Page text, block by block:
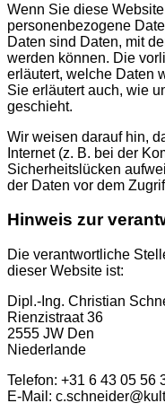
Wenn Sie diese
personenbezogene
Daten sind Daten, mit
werden können. Die
erläutert, welche Daten
Sie erläutert auch, wie
geschieht.
Wir weisen darauf hin,
Internet (z. B. bei der
Sicherheitslücken
der Daten vor dem
Hinweis zur
Die verantwortliche
dieser Website ist:
Dipl.-Ing. Christian
Rienzistraat 36
2555 JW Den
Niederlande
Telefon: +31 6 43 05 56
E-Mail: